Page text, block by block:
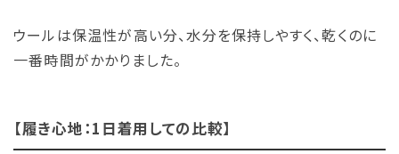
ウールは保温性が高い分、水分を保持しやすく、乾くのに
一番時間がかかりました。
【履き心地：1日着用しての比較】